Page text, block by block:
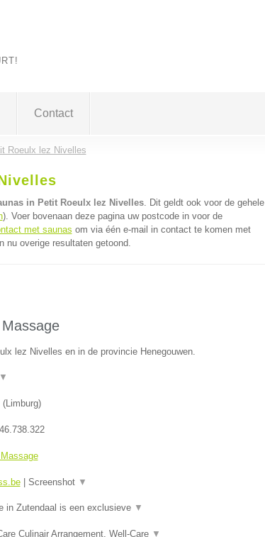
Contact
Roeulx lez Nivelles
in Petit Roeulx lez Nivelles. Dit geldt ook voor de gehele
). Voer bovenaan deze pagina uw postcode in voor de
met saunas om via één e-mail in contact te komen met
nu overige resultaten getoond.
lez Nivelles en in de provincie Henegouwen.
▼
(Limburg)
| Screenshot ▼
in Zutendaal is een exclusieve ▼
Culinair Arrangement, Well-Care ▼